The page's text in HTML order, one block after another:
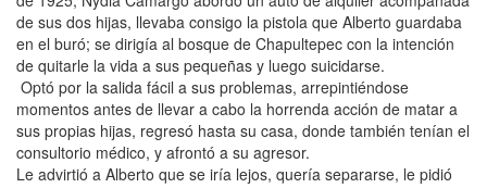
de sus dos hijas, llevaba consigo la pistola que Alberto guardaba
en el buró; se dirigía al bosque de Chapultepec con la intención
de quitarle la vida a sus pequeñas y luego suicidarse.
Optó por la salida fácil a sus problemas, arrepintiéndose
momentos antes de llevar a cabo la horrenda acción de matar a
sus propias hijas, regresó hasta su casa, donde también tenían el
consultorio médico, y afrontó a su agresor.
Le advirtió a Alberto que se iría lejos, quería separarse, le pidió